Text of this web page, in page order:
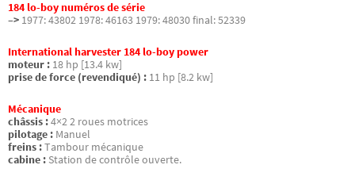
184 lo-boy numéros de série
–> 1977: 43802 1978: 46163 1979: 48030 final: 52339
International harvester 184 lo-boy power
moteur : 18 hp [13.4 kw]
prise de force (revendiqué) : 11 hp [8.2 kw]
Mécanique
châssis :4×2 2 roues motrices
pilotage : Manuel
freins :Tambour mécanique
cabine : Station de contrôle ouverte.